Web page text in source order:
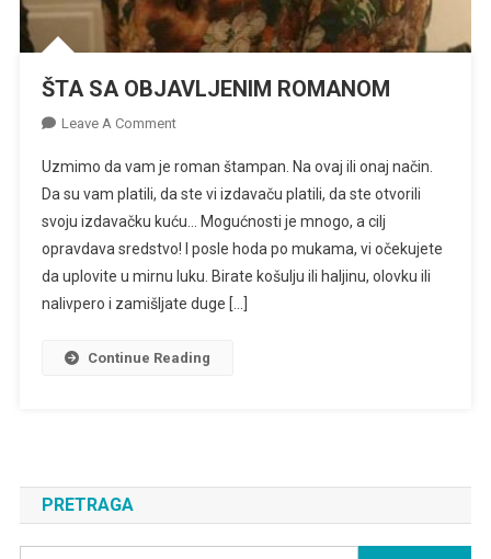
ŠTA SA OBJAVLJENIM ROMANOM
Leave A CommentOn
SA
OBJAVLJENIM
ROMANOM
Uzmimo da vam je roman štampan. Na ovaj ili onaj način.
Da su vam platili, da ste vi izdavaču platili, da ste otvorili
svoju izdavačku kuću… Mogućnosti je mnogo, a cilj
opravdava sredstvo! I posle hoda po mukama, vi očekujete
da uplovite u mirnu luku. Birate košulju ili haljinu, olovku ili
nalivpero i zamišljate duge […]
Continue Reading
PRETRAGA